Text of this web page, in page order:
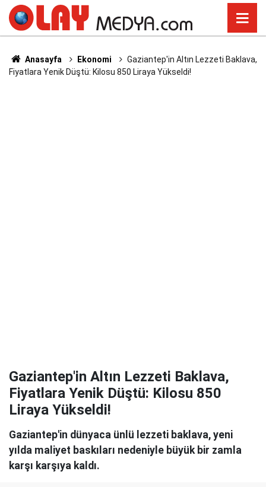
Anasayfa Ekonomi
Gaziantep'in Altın Lezzeti Baklava,
Fiyatlara Yenik Düştü: Kilosu 850 Liraya Yükseldi!
Gaziantep'in Altın Lezzeti Baklava,
Fiyatlara Yenik Düştü: Kilosu 850
Liraya Yükseldi!
Gaziantep'in dünyaca ünlü lezzeti baklava, yeni
yılda maliyet baskıları nedeniyle büyük bir zamla
karşı karşıya kaldı.